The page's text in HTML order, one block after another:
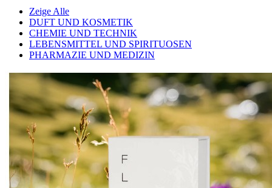
Zeige Alle
DUFT UND KOSMETIK
CHEMIE UND TECHNIK
LEBENSMITTEL UND SPIRITUOSEN
PHARMAZIE UND MEDIZIN